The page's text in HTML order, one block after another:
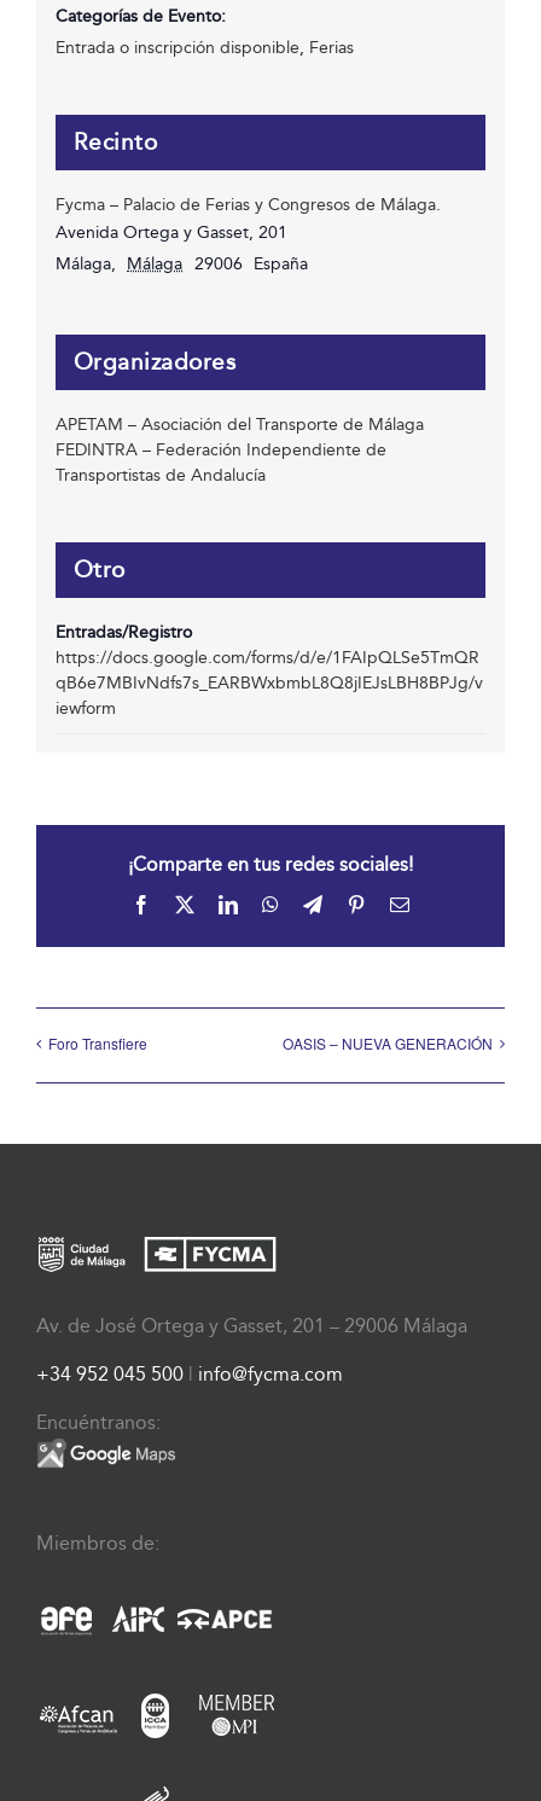
Categorías de Evento:
Entrada o inscripción disponible, Ferias
Recinto
Fycma – Palacio de Ferias y Congresos de Málaga.
Avenida Ortega y Gasset, 201
Málaga, Málaga 29006 España
Organizadores
APETAM – Asociación del Transporte de Málaga
FEDINTRA – Federación Independiente de
Transportistas de Andalucía
Otro
Entradas/Registro
https://docs.google.com/forms/d/e/1FAIpQLSe5TmQR
qB6e7MBIvNdfs7s_EARBWxbmbL8Q8jIEJsLBH8BPJg/v
iewform
¡Comparte en tus redes sociales!
Facebook LinkedInWhatsApp
TelegramPinterestCorreo
Foro Transfiere OASIS – NUEVA GENERACIÓN
Av. de José Ortega y Gasset, 201 – 29006 Málaga
+34 952 045 500 | info@fycma.com
Encuéntranos:
Miembros de: